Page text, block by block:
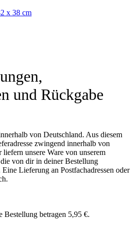
x 38 cm
und Rückgabe
von Deutschland. Aus diesem
zwingend innerhalb von
unsere Ware von unserem
von dir in deiner Bestellung
Eine Lieferung an Postfachadressen oder
Bestellung betragen 5,95 €.